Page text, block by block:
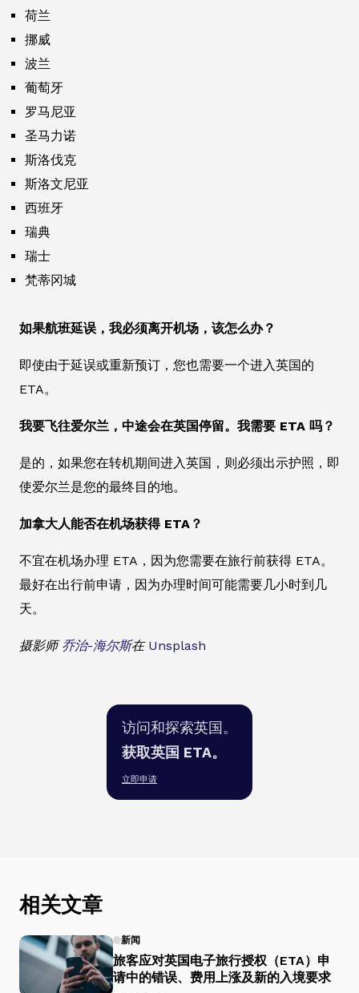
荷兰
挪威
波兰
葡萄牙
罗马尼亚
圣马力诺
斯洛伐克
斯洛文尼亚
西班牙
瑞典
瑞士
梵蒂冈城
如果航班延误，我必须离开机场，该怎么办？
即使由于延误或重新预订，您也需要一个进入英国的
ETA。
我要飞往爱尔兰，中途会在英国停留。我需要 ETA 吗？
是的，如果您在转机期间进入英国，则必须出示护照，即
使爱尔兰是您的最终目的地。
加拿大人能否在机场获得 ETA？
不宜在机场办理 ETA，因为您需要在旅行前获得 ETA。
最好在出行前申请，因为办理时间可能需要几小时到几
天。
摄影师乔治-海尔斯在 Unsplash
访问和探索英国。
获取英国 ETA。
立即申请
相关文章
新闻
旅客应对英国电子旅行授权（ETA）申
请中的错误、费用上涨及新的入境要求